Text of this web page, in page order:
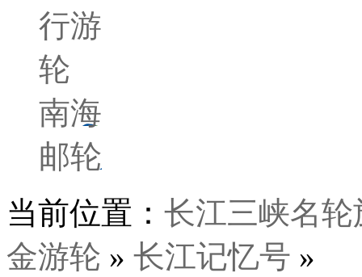
行游
轮
南海
邮轮
当前位置： 长江三峡名
金游轮 » 长江记忆号 »